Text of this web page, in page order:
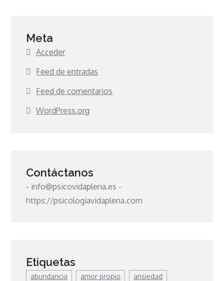
Meta
Acceder
Feed de entradas
Feed de comentarios
WordPress.org
Contáctanos
- info@psicovidaplena.es -
https://psicologiavidaplena.com
Etiquetas
abundancia amor propio ansiedad